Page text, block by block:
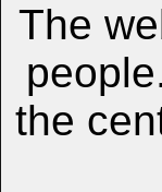
The
the